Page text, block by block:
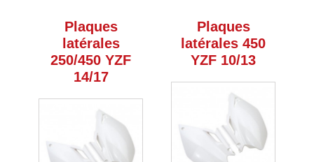
Plaques
latérales
250/450 YZF
14/17
Plaques
latérales 450
YZF 10/13